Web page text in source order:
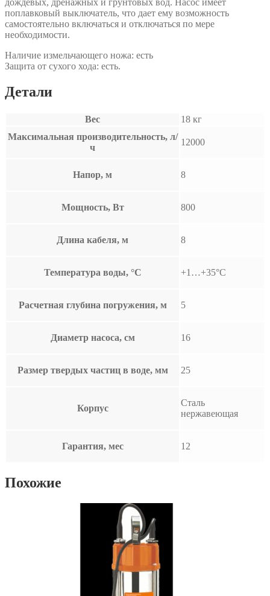
поплавковый выключатель, что дает ему возможность
самостоятельно включаться и отключаться по мере
необходимости.
Наличие измельчающего ножа: есть
Защита от сухого хода: есть.
Детали
Вес
18 кг
Максимальная производительность, л/
ч
12000
Напор, м 8
Мощность, Вт 800
Длина кабеля, м 8
Температура воды, °С +1…+35°С
Расчетная глубина погружения, м 5
Диаметр насоса, см 16
Размер твердых частиц в воде, мм 25
Корпус
Сталь
нержавеющая
Гарантия, мес 12
Похожие